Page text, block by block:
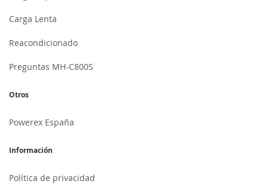
Carga Lenta
Reacondicionado
Preguntas MH-C800S
Otros
Powerex España
Información
Política de privacidad